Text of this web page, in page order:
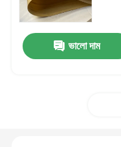
ভালো দাম